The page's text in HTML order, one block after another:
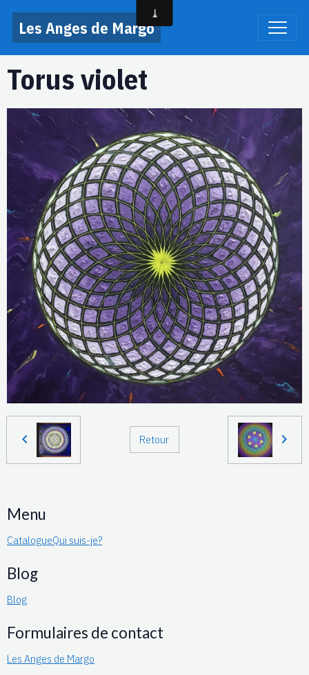
Les Anges de Margo
Torus violet
Retour
Menu
CatalogueQui suis-je?
Blog
Blog
Formulaires de contact
Les Anges de Margo